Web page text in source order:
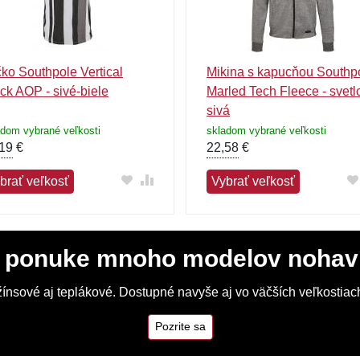
Southpole Vertical
AOP - sivé-biele
vybrané veľkosti
€
veľkosť
Mikina s kapucňou
Marled Tech Fleece -
sivá
skladom vybrané veľkosti
22,58 €
Vybrať veľkosť
ponuke mnoho modelov
aj teplákové. Dostupné navyše aj vo väčších
Pozrite sa